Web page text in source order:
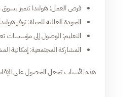
فرص العمل: هولندا تتميز بسوق
الجودة العالية للحياة: توفر
التعليم: الوصول إلى مؤسسات
المشاركة المجتمعية: إمكانية
هذه الأسباب تجعل الحصول على الإقامة